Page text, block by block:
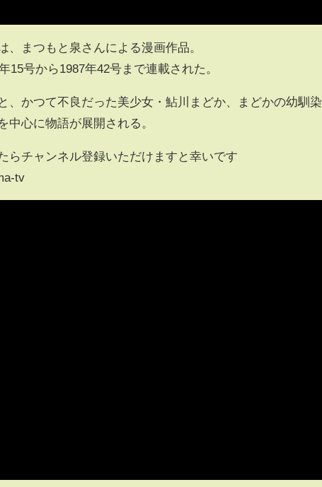
、まつもと泉さんによる漫画作品。
15号から1987年42号まで連載された。
、かつて不良だった美少女・鮎川まどか、まどかの幼馴染
中心に物語が展開される。
らチャンネル登録いただけますと幸いです
tv